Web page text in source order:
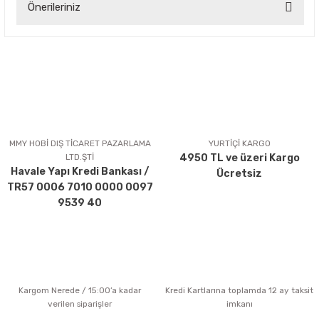
Önerileriniz
Ürün açıklamasında eksik bilgiler bulunuyor.
Ürün bilgilerinde hatalar bulunuyor.
Ürün fiyatı diğer sitelerden daha pahalı.
Bu ürüne benzer farklı alternatifler olmalı.
Gönder
MMY HOBİ DIŞ TİCARET PAZARLAMA
LTD.ŞTİ
Havale Yapı Kredi Bankası /
TR57 0006 7010 0000 0097
9539 40
YURTİÇİ KARGO
4950 TL ve üzeri Kargo
Ücretsiz
Kargom Nerede / 15:00’a kadar
verilen siparişler
Kredi Kartlarına toplamda 12 ay taksit
imkanı